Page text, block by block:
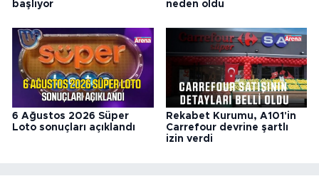
başlıyor
neden oldu
6 Ağustos 2026 Süper
Loto sonuçları açıklandı
Rekabet Kurumu, A101'in
Carrefour devrine şartlı
izin verdi